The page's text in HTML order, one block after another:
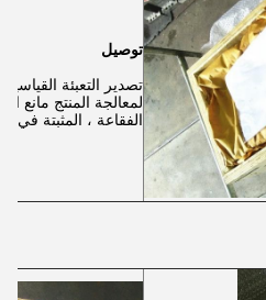
توصيل
تصدير التعبئة القياسية
لمعالجة المنتج مانع
الفقاعة ، المثبتة في